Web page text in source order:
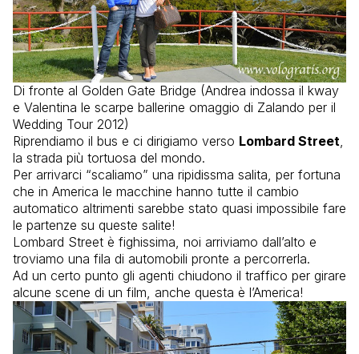
Di fronte al Golden Gate Bridge (Andrea indossa il kway
e Valentina le scarpe ballerine omaggio di Zalando per il
Wedding Tour 2012)
Riprendiamo il bus e ci dirigiamo verso Lombard Street,
la strada più tortuosa del mondo.
Per arrivarci “scaliamo” una ripidissma salita, per fortuna
che in America le macchine hanno tutte il cambio
automatico altrimenti sarebbe stato quasi impossibile fare
le partenze su queste salite!
Lombard Street è fighissima, noi arriviamo dall’alto e
troviamo una fila di automobili pronte a percorrerla.
Ad un certo punto gli agenti chiudono il traffico per girare
alcune scene di un film, anche questa è l’America!